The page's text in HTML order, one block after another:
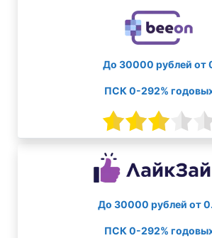
До 30000 рублей от
ПСК 0-292%
До 30000 рублей от
ПСК 0-292%